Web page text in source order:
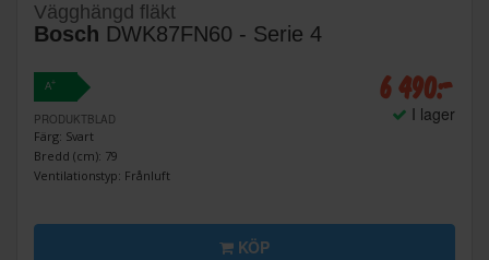
Vägghängd fläkt
Bosch DWK87FN60 - Serie 4
A+
PRODUKTBLAD
Färg: Svart
Bredd (cm): 79
Ventilationstyp: Frånluft
6 490:-
I lager
KÖP